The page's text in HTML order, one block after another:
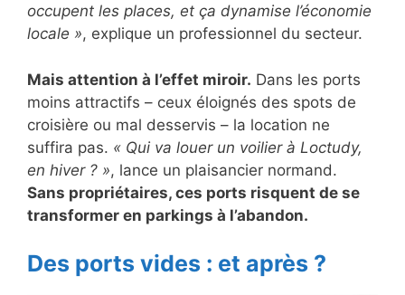
occupent les places, et ça dynamise l’économie
locale », explique un professionnel du secteur.
Mais attention à l’effet miroir. Dans les ports
moins attractifs – ceux éloignés des spots de
croisière ou mal desservis – la location ne
suffira pas. « Qui va louer un voilier à Loctudy,
en hiver ? », lance un plaisancier normand.
Sans propriétaires, ces ports risquent de se
transformer en parkings à l’abandon.
Des ports vides : et après ?